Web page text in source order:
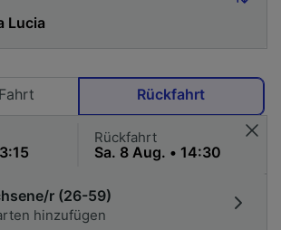
Rückfahrt
Rückfahrt
r (26-59)
hinzufügen